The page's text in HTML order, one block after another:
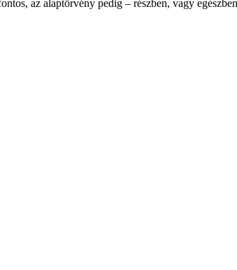
az alaptörvény pedig – részben, vagy